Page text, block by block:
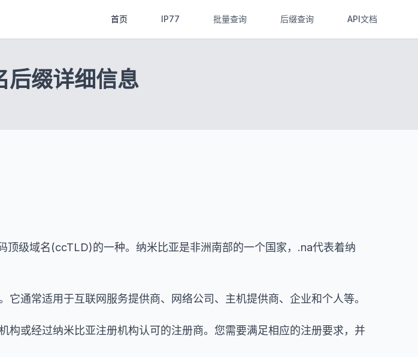
首页 IP77 批量查询 后缀查询 API文档
缀详细信息
级域名(ccTLD)的一种。纳米比亚是非洲南部的一个国家，.na代表着纳
通常适用于互联网服务提供商、网络公司、主机提供商、企业和个人等。
构或经过纳米比亚注册机构认可的注册商。您需要满足相应的注册要求，并